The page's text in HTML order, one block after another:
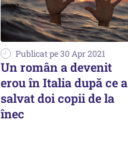
Publicat pe 30 Apr 2021
Un român a devenit
erou în Italia după ce a
salvat doi copii de la
înec